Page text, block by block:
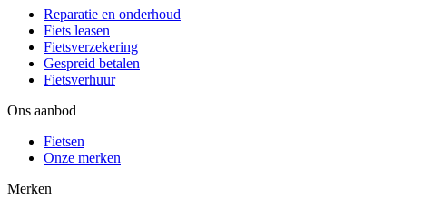
Reparatie en onderhoud
Fiets leasen
Fietsverzekering
Gespreid betalen
Fietsverhuur
Ons aanbod
Fietsen
Onze merken
Merken